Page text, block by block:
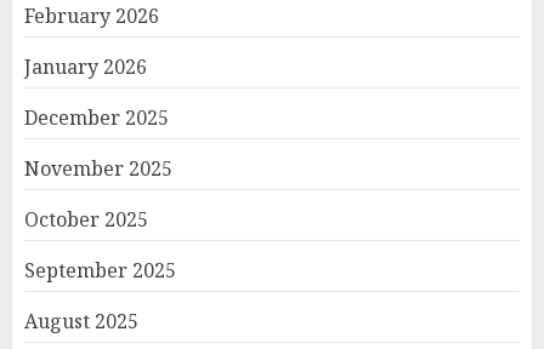
February 2026
January 2026
December 2025
November 2025
October 2025
September 2025
August 2025